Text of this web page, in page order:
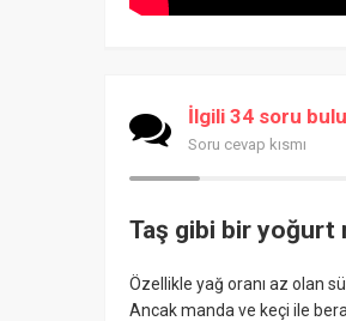
İlgili 34 soru
Soru cevap kısmı
Taş gibi bir yoğurt
Özellikle yağ oranı az olan
Ancak manda ve keçi ile